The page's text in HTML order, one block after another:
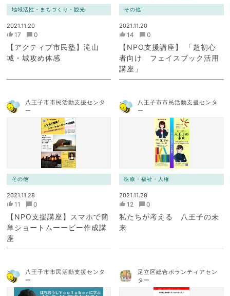
地域活性・まちづくり・観光
2021.11.20
17 0
【アクティブ市民塾】滝山
城・城攻め体感
その他
2021.11.20
14 0
【NPO支援講座】 「超初心
者向け フェイスブック活用
講座」
八王子市市民活動支援センタ
ー
その他
2021.11.28
11 0
【NPO支援講座】スマホで簡
単ショートムーービー作成講
座
八王子市市民活動支援センタ
ー
医療・福祉・人権
2021.11.28
12 0
私たちが考える 八王子の未
来
八王子市市民活動支援センタ
ー
足立区総合ボランティアセン
ター